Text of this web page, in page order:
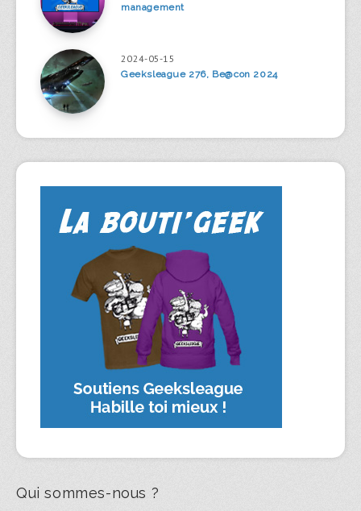
management
2024-05-15
Geeksleague 276, Be@con 2024
Qui sommes-nous ?